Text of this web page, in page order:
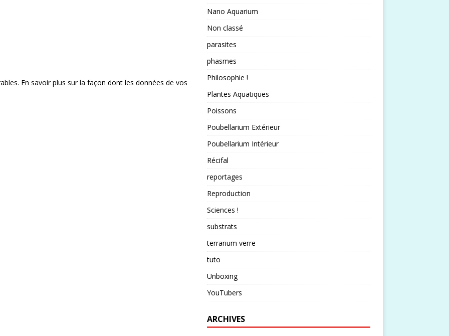
En savoir plus sur la façon dont les données de vos
Nano Aquarium
Non classé
parasites
phasmes
Philosophie !
Plantes Aquatiques
Poissons
Poubellarium Extérieur
Poubellarium Intérieur
Récifal
reportages
Reproduction
Sciences !
substrats
terrarium verre
tuto
Unboxing
YouTubers
ARCHIVES